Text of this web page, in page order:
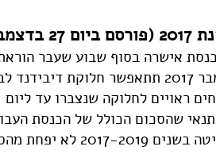
2016)
לחלוקה שנצברו עד ליום 31 בדצמבר 2016.
שהסכום הכולל של הכנסת
שישולמו לבעל השליטה